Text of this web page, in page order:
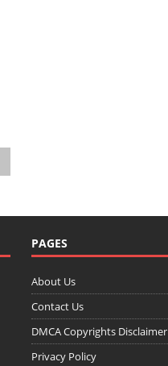
PAGES
About Us
Contact Us
DMCA Copyrights Disclaimer
Privacy Policy